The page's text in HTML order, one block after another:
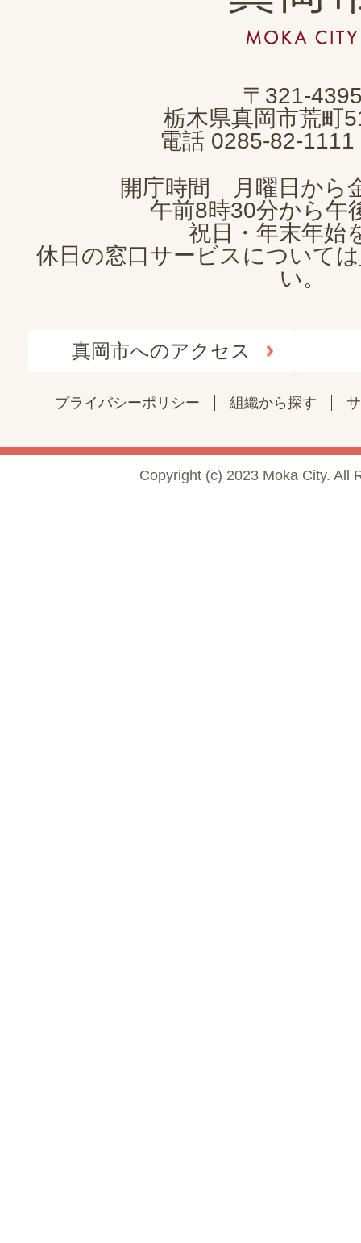
岡
市
CITY
〒321-
栃木県真岡市荒町
電話 0285-82-1111
開庁時間 月曜日から
午前8時30分から午
祝日・年末年始
休日の窓口サービスについては
い。
真岡市へのアクセス
プライバシーポリシー 組織から探す
Copyright (c) 2023 Moka City. All